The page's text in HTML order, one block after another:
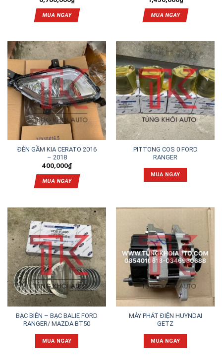
MUA NGAY MUA NGAY
ĐÈN GẦM KIA CERATO 2016
– 2018
400,000₫
MUA NGAY
PITTONG COS 0 FORD
RANGER
MUA NGAY
BẠC BIÊN – BẠC BALIE FORD
RANGER/ MAZDA BT50
MUA NGAY
MÁY PHÁT ĐIỆN HUYNDAI
GETZ
MUA NGAY